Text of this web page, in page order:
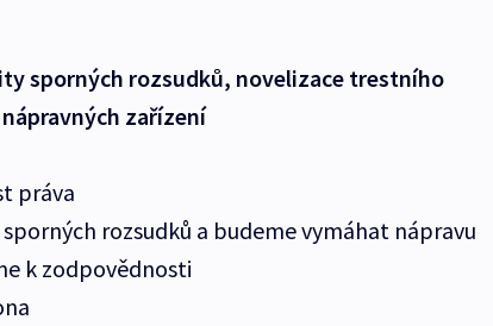
sporných rozsudků, novelizace trestního
zařízení
práva
rozsudků a budeme vymáhat nápravu
k zodpovědnosti